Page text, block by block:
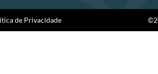
de Privacidade